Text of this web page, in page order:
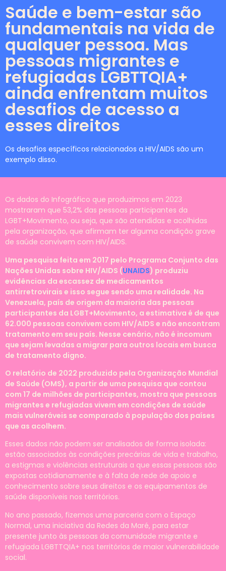
Saúde e bem-estar são
fundamentais na vida de
qualquer pessoa. Mas
pessoas migrantes e
refugiadas LGBTTQIA+
ainda enfrentam muitos
desafios de acesso a
esses direitos
Os desafios específicos relacionados a HIV/AIDS são um
exemplo disso.
Os dados do Infográfico que produzimos em 2023
mostraram que 53,2% das pessoas participantes da
LGBT+Movimento, ou seja, que são atendidas e acolhidas
pela organização, que afirmam ter alguma condição grave
de saúde convivem com HIV/AIDS.
Uma pesquisa feita em 2017 pelo Programa Conjunto das
Nações Unidas sobre HIV/AIDS (UNAIDS) produziu
evidências da escassez de medicamentos
antirretrovirais e isso segue sendo uma realidade. Na
Venezuela, país de origem da maioria das pessoas
participantes da LGBT+Movimento, a estimativa é de que
62.000 pessoas convivem com HIV/AIDS e não encontram
tratamento em seu país. Nesse cenário, não é incomum
que sejam levadas a migrar para outros locais em busca
de tratamento digno.
O relatório de 2022 produzido pela Organização Mundial
de Saúde (OMS), a partir de uma pesquisa que contou
com 17 de milhões de participantes, mostra que pessoas
migrantes e refugiadas vivem em condições de saúde
mais vulneráveis se comparado à população dos países
que as acolhem.
Esses dados não podem ser analisados de forma isolada:
estão associados às condições precárias de vida e trabalho,
a estigmas e violências estruturais a que essas pessoas são
expostas cotidianamente e à falta de rede de apoio e
conhecimento sobre seus direitos e os equipamentos de
saúde disponíveis nos territórios.
No ano passado, fizemos uma parceria com o Espaço
Normal, uma iniciativa da Redes da Maré, para estar
presente junto às pessoas da comunidade migrante e
refugiada LGBTTQIA+ nos territórios de maior vulnerabilidade
social.